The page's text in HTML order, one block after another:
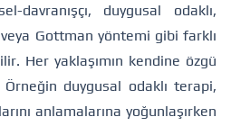
davranışçı, duygusal odaklı,
Gottman yöntemi gibi farklı
Her yaklaşımın kendine özgü
duygusal odaklı terapi,
anlamalarına yoğunlaşırken